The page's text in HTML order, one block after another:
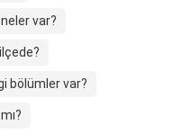
var?
bölümler var?